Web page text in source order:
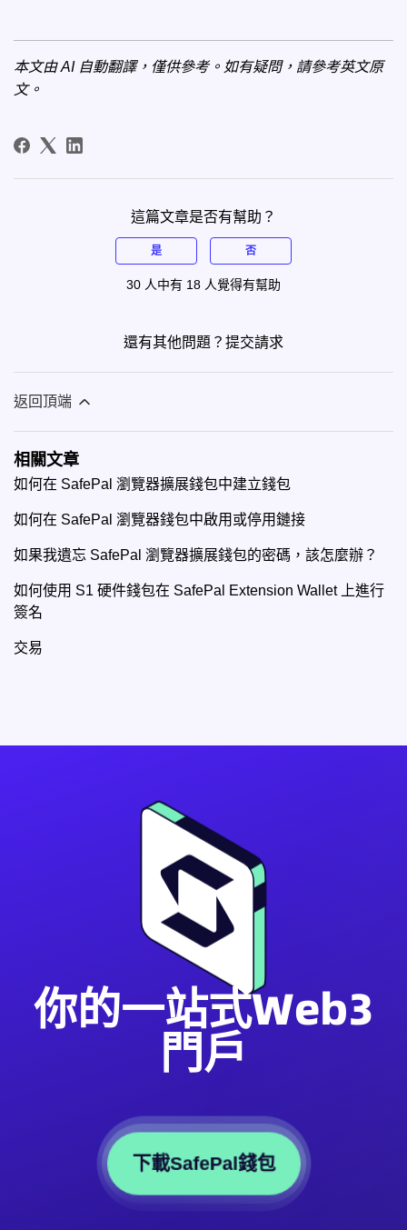
本文由 AI 自動翻譯，僅供參考。如有疑問，請參考英文原
文。
這篇文章是否有幫助？
是 否
30 人中有 18 人覺得有幫助
還有其他問題？ 提交請求
返回頂端
相關文章
如何在 SafePal 瀏覽器擴展錢包中建立錢包
如何在 SafePal 瀏覽器錢包中啟用或停用鏈接
如果我遺忘 SafePal 瀏覽器擴展錢包的密碼，該怎麼辦？
如何使用 S1 硬件錢包在 SafePal Extension Wallet 上進行
簽名
交易
你的一站式Web3
門戶
下載SafePal錢包